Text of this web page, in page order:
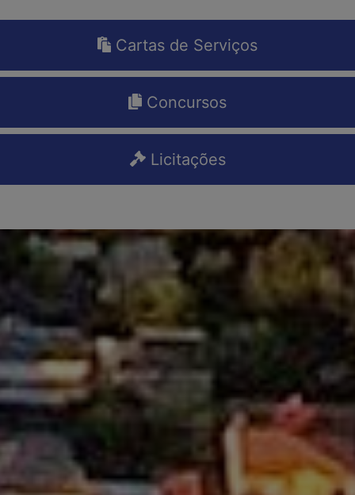
Cartas de Serviços
Concursos
Licitações